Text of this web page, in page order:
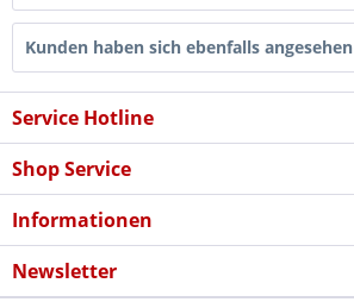
Kunden haben sich ebenfalls angesehen
Service Hotline
Shop Service
Informationen
Newsletter